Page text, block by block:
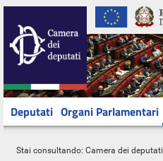
Deputati Organi Parlamentari
Stai consultando: Camera dei deputati